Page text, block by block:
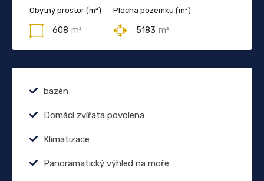
Obytný prostor (m²)
608 m²
Plocha pozemku (m²)
5183 m²
bazén
Domácí zvířata povolena
Klimatizace
Panoramatický výhled na moře